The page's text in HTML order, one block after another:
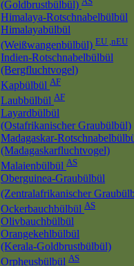
(Goldbrustbülbül)
Himalaya-Rotschnabelbülbül
Himalayabülbül
(Weißwangenbülbül) EU ,nEU
Indien-Rotschnabelbülbül
(Bergfluchtvogel)
Kapbülbül AF
Laubbülbül AF
Layardbülbül
(Ostafrikanischer Graubülbül)
Madagaskar-
(Madagaskarfluchtvogel)
Malaienbülbül AS
Oberguinea-Graubülbül
(Zentralafrikanischer
Ockerbauchbülbül AS
Olivbauchbülbül
Orangekehlbülbül
(Kerala-Goldbrustbülbül)
Orpheusbülbül AS